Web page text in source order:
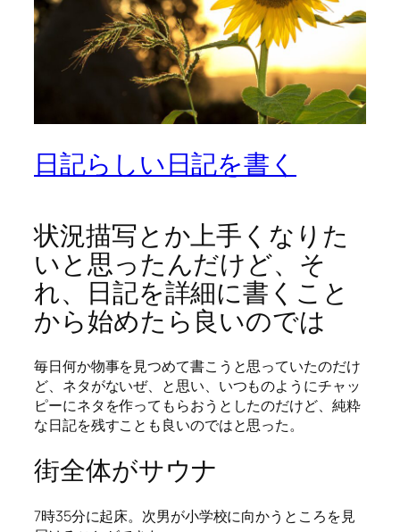
日記らしい日記を書く
状況描写とか上手くなりた
いと思ったんだけど、そ
れ、日記を詳細に書くこと
から始めたら良いのでは
毎日何か物事を見つめて書こうと思っていたのだけ
ど、ネタがないぜ、と思い、いつものようにチャッ
ピーにネタを作ってもらおうとしたのだけど、純粋
な日記を残すことも良いのではと思った。
街全体がサウナ
7時35分に起床。次男が小学校に向かうところを見